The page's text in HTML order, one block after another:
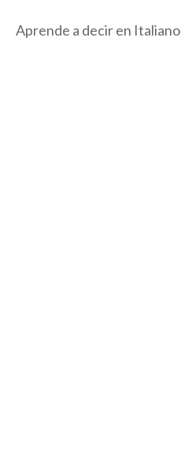
Aprende a decir en Italiano